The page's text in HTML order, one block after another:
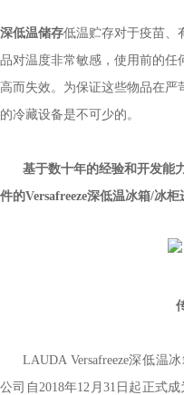
深低温储存低温贮存对于疫苗、
品对温度非常敏感，使用前的任
高而失效。为保证这些物品在
的冷藏设备是不可少的 。
基于数十年的经验和开发能
件的Versafreeze深低温冰箱/冰
LAUDA Versafreeze深低温
公司自2018年12月31日起正式